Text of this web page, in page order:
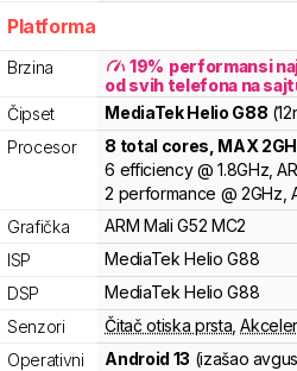
Platforma
Brzina 19% performansi
od svih telefona na
Čipset
MediaTekHelio G88
Procesor
8 total cores , MAX 2
6 efficiency @ 1.8GHz,
2 performance @ 2GHz,
Grafička
ARM Mali G52 MC2
ISP
MediaTek Helio G88
DSP
MediaTek Helio G88
Senzori
Čitač otiska prsta ,
Operativni
Android 13 (izašao